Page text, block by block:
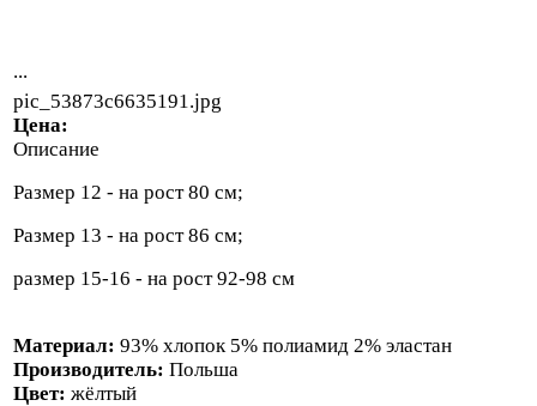
...
pic_53873c6635191.jpg
Цена:
Описание
Размер 12 - на рост 80 см;
Размер 13 - на рост 86 см;
размер 15-16 - на рост 92-98 см
Материал: 93% хлопок 5% полиамид 2% эластан
Производитель: Польша
Цвет: жёлтый